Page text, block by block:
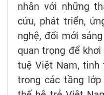
nhân với những
cứu, phát triển,
nghệ, đổi mới
quan trọng để
tuệ Việt Nam,
trong các tầng